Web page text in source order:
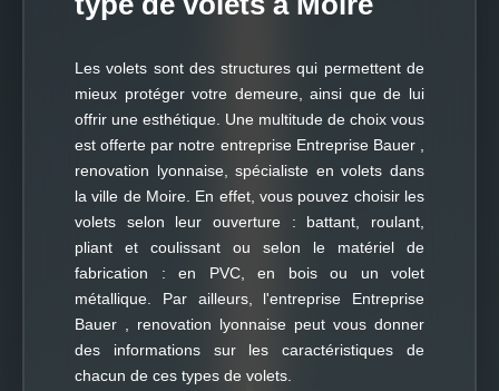
Les volets sont des structures qui permettent de
mieux protéger votre demeure, ainsi que de lui
offrir une esthétique. Une multitude de choix vous
est offerte par notre entreprise Entreprise Bauer ,
renovation lyonnaise, spécialiste en volets dans
la ville de Moire. En effet, vous pouvez choisir les
volets selon leur ouverture : battant, roulant,
pliant et coulissant ou selon le matériel de
fabrication : en PVC, en bois ou un volet
métallique. Par ailleurs, l'entreprise Entreprise
Bauer , renovation lyonnaise peut vous donner
des informations sur les caractéristiques de
chacun de ces types de volets.